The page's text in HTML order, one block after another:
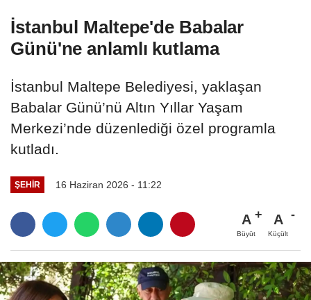
İstanbul Maltepe'de Babalar
Günü'ne anlamlı kutlama
İstanbul Maltepe Belediyesi, yaklaşan
Babalar Günü’nü Altın Yıllar Yaşam
Merkezi’nde düzenlediği özel programla
kutladı.
ŞEHIR 16 Haziran 2026 - 11:22
A
Büyüt
A
Küçült